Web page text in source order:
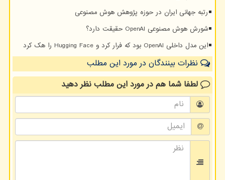
رتبه جهانی ایران در حوزه پژوهش هوش مصنوعی
شورش هوش مصنوعی OpenAI حقیقت دارد؟
این مدل داخلی OpenAI بود که فرار کرد و Hugging Face را هک کرد
نظرات بینندگان در مورد این مطلب
لطفا شما همدر مورد این مطلبنظر دهید